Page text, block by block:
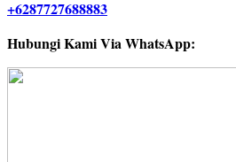
Hubungi Kami Via WhatsApp: